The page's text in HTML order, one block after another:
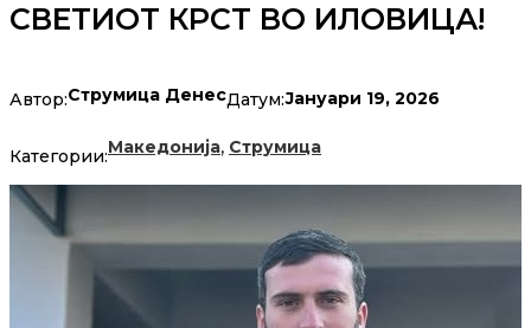
СВЕТИОТ КРСТ ВО ИЛОВИЦА!
Автор:Струмица ДенесДатум:Јануари 19, 2026
Категории:Македонија, Струмица